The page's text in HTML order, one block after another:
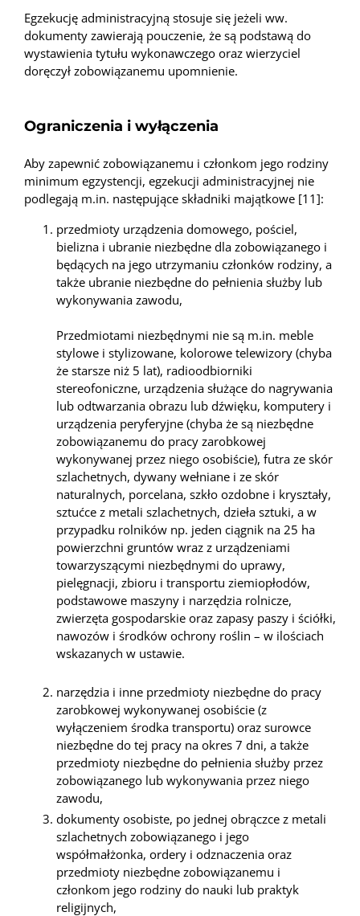
Egzekucję administracyjną stosuje się jeżeli ww.
dokumenty zawierają pouczenie, że są podstawą do
wystawienia tytułu wykonawczego oraz wierzyciel
doręczył zobowiązanemu upomnienie.
Ograniczenia i wyłączenia
Aby zapewnić zobowiązanemu i członkom jego rodziny
minimum egzystencji, egzekucji administracyjnej nie
podlegają m.in. następujące składniki majątkowe [11]:
przedmioty urządzenia domowego, pościel,
bielizna i ubranie niezbędne dla zobowiązanego i
będących na jego utrzymaniu członków rodziny, a
także ubranie niezbędne do pełnienia służby lub
wykonywania zawodu,
Przedmiotami niezbędnymi nie są m.in. meble
stylowe i stylizowane, kolorowe telewizory (chyba
że starsze niż 5 lat), radioodbiorniki
stereofoniczne, urządzenia służące do nagrywania
lub odtwarzania obrazu lub dźwięku, komputery i
urządzenia peryferyjne (chyba że są niezbędne
zobowiązanemu do pracy zarobkowej
wykonywanej przez niego osobiście), futra ze skór
szlachetnych, dywany wełniane i ze skór
naturalnych, porcelana, szkło ozdobne i kryształy,
sztućce z metali szlachetnych, dzieła sztuki, a w
przypadku rolników np. jeden ciągnik na 25 ha
powierzchni gruntów wraz z urządzeniami
towarzyszącymi niezbędnymi do uprawy,
pielęgnacji, zbioru i transportu ziemiopłodów,
podstawowe maszyny i narzędzia rolnicze,
zwierzęta gospodarskie oraz zapasy paszy i ściółki,
nawozów i środków ochrony roślin – w ilościach
wskazanych w ustawie.
narzędzia i inne przedmioty niezbędne do pracy
zarobkowej wykonywanej osobiście (z
wyłączeniem środka transportu) oraz surowce
niezbędne do tej pracy na okres 7 dni, a także
przedmioty niezbędne do pełnienia służby przez
zobowiązanego lub wykonywania przez niego
zawodu,
dokumenty osobiste, po jednej obrączce z metali
szlachetnych zobowiązanego i jego
współmałżonka, ordery i odznaczenia oraz
przedmioty niezbędne zobowiązanemu i
członkom jego rodziny do nauki lub praktyk
religijnych,